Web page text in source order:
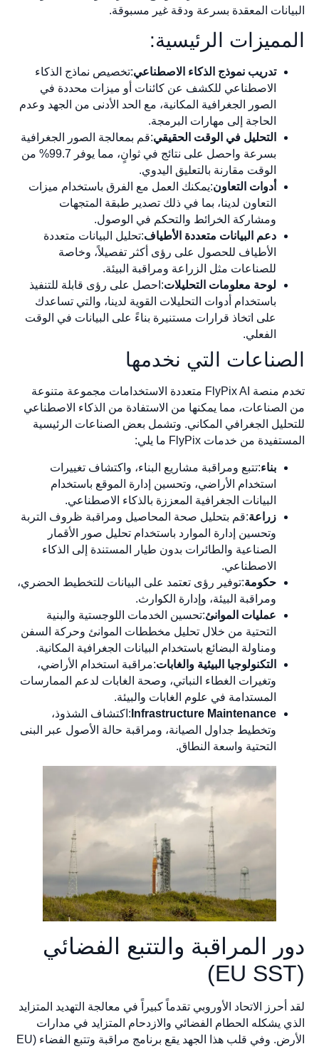
البيانات المعقدة بسرعة ودقة غير مسبوقة.
المميزات الرئيسية:
تدريب نموذج الذكاء الاصطناعي:تخصيص نماذج الذكاء
الاصطناعي للكشف عن كائنات أو ميزات محددة في
الصور الجغرافية المكانية، مع الحد الأدنى من الجهد وعدم
الحاجة إلى مهارات البرمجة.
التحليل في الوقت الحقيقي:قم بمعالجة الصور الجغرافية
بسرعة واحصل على نتائج في ثوانٍ، مما يوفر 99.7% من
الوقت مقارنة بالتعليق اليدوي.
أدوات التعاون:يمكنك العمل مع الفرق باستخدام ميزات
التعاون لدينا، بما في ذلك تصدير طبقة المتجهات
ومشاركة الخرائط والتحكم في الوصول.
دعم البيانات متعددة الأطياف:تحليل البيانات متعددة
الأطياف للحصول على رؤى أكثر تفصيلاً، وخاصة
للصناعات مثل الزراعة ومراقبة البيئة.
لوحة معلومات التحليلات:احصل على رؤى قابلة للتنفيذ
باستخدام أدوات التحليلات القوية لدينا، والتي تساعدك
على اتخاذ قرارات مستنيرة بناءً على البيانات في الوقت
الفعلي.
الصناعات التي نخدمها
تخدم منصة FlyPix AI متعددة الاستخدامات مجموعة متنوعة
من الصناعات، مما يمكنها من الاستفادة من الذكاء الاصطناعي
للتحليل الجغرافي المكاني. وتشمل بعض الصناعات الرئيسية
المستفيدة من خدمات FlyPix ما يلي:
بناء:تتبع ومراقبة مشاريع البناء، واكتشاف تغييرات
استخدام الأراضي، وتحسين إدارة الموقع باستخدام
البيانات الجغرافية المعززة بالذكاء الاصطناعي.
زراعة:قم بتحليل صحة المحاصيل ومراقبة ظروف التربة
وتحسين إدارة الموارد باستخدام تحليل صور الأقمار
الصناعية والطائرات بدون طيار المستندة إلى الذكاء
الاصطناعي.
حكومة:توفير رؤى تعتمد على البيانات للتخطيط الحضري،
ومراقبة البيئة، وإدارة الكوارث.
عمليات الموانئ:تحسين الخدمات اللوجستية والبنية
التحتية من خلال تحليل مخططات الموانئ وحركة السفن
ومناولة البضائع باستخدام البيانات الجغرافية المكانية.
التكنولوجيا البيئية والغابات:مراقبة استخدام الأراضي،
وتغيرات الغطاء النباتي، وصحة الغابات لدعم الممارسات
المستدامة في علوم الغابات والبيئة.
Infrastructure Maintenance :اكتشاف الشذوذ،
وتخطيط جداول الصيانة، ومراقبة حالة الأصول عبر البنى
التحتية واسعة النطاق.
دور المراقبة والتتبع الفضائي
(EU SST)
لقد أحرز الاتحاد الأوروبي تقدماً كبيراً في معالجة التهديد المتزايد
الذي يشكله الحطام الفضائي والازدحام المتزايد في مدارات
الأرض. وفي قلب هذا الجهد يقع برنامج مراقبة وتتبع الفضاء (EU